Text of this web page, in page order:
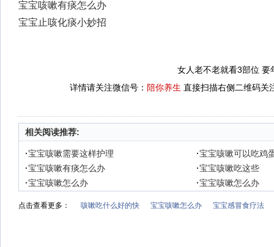
宝宝咳嗽有痰怎么办
宝宝止咳化痰小妙招
女人老不老就看3部位 要
详情请关注微信号： 陪你养生 直接扫描右侧二维码关
相关阅读推荐:
·宝宝咳嗽需要这样护理 ·宝宝咳嗽可以吃鸡
·宝宝咳嗽有痰怎么办 ·宝宝咳嗽吃这些
·宝宝咳嗽怎么办 ·宝宝咳嗽怎么办
点击查看更多： 咳嗽吃什么好的快 宝宝咳嗽怎么办 宝宝感冒食疗法